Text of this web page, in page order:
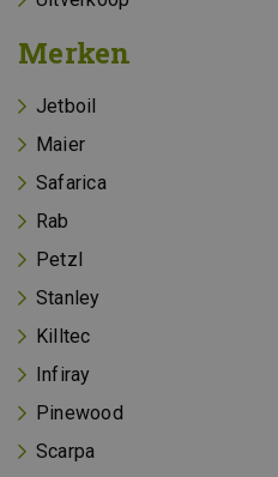
Merken
Jetboil
Maier
Safarica
Rab
Petzl
Stanley
Killtec
Infiray
Pinewood
Scarpa